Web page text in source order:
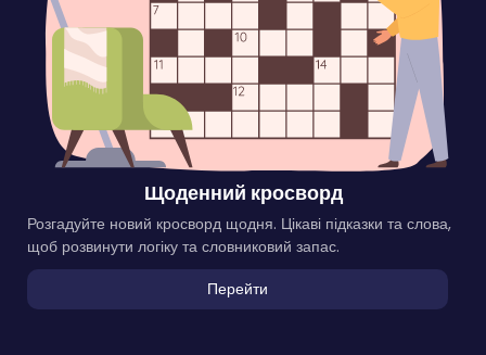
Щоденний кросворд
Розгадуйте новий кросворд щодня. Цікаві підказки та слова,
щоб розвинути логіку та словниковий запас.
Перейти